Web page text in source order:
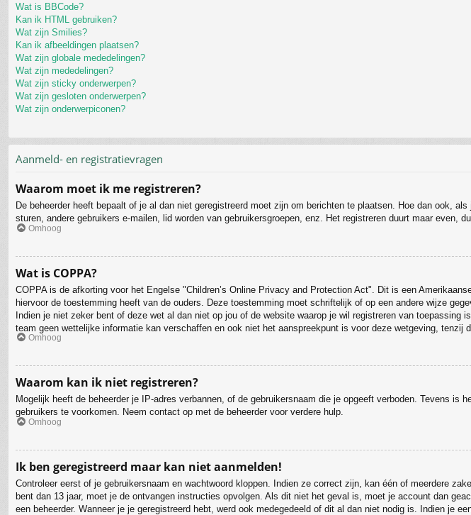
Wat is BBCode?
Kan ik HTML gebruiken?
Wat zijn Smilies?
Kan ik afbeeldingen plaatsen?
Wat zijn globale mededelingen?
Wat zijn mededelingen?
Wat zijn sticky onderwerpen?
Wat zijn gesloten onderwerpen?
Wat zijn onderwerpiconen?
Aanmeld- en registratievragen
Waarom moet ik me registreren?
De beheerder heeft bepaalt of je al dan niet geregistreerd moet zijn om berichten te plaatsen. Hoe dan ook,
sturen, andere gebruikers e-mailen, lid worden van gebruikersgroepen, enz. Het registreren duurt maar even,
Omhoog
Wat is COPPA?
COPPA is de afkorting voor het Engelse "Children’s Online Privacy and Protection Act". Dit is een
hiervoor de toestemming heeft van de ouders. Deze toestemming moet schriftelijk of op een andere wijze
Indien je niet zeker bent of deze wet al dan niet op jou of de website waarop je wil registreren van
team geen wettelijke informatie kan verschaffen en ook niet het aanspreekpunt is voor deze wetgeving, tenzij
Omhoog
Waarom kan ik niet registreren?
Mogelijk heeft de beheerder je IP-adres verbannen, of de gebruikersnaam die je opgeeft verboden. Tevens
gebruikers te voorkomen. Neem contact op met de beheerder voor verdere hulp.
Omhoog
Ik ben geregistreerd maar kan niet aanmelden!
Controleer eerst of je gebruikersnaam en wachtwoord kloppen. Indien ze correct zijn, kan één of meerdere
bent dan 13 jaar, moet je de ontvangen instructies opvolgen. Als dit niet het geval is, moet je account dan
een beheerder. Wanneer je je geregistreerd hebt, werd ook medegedeeld of dit al dan niet nodig is. Indien je